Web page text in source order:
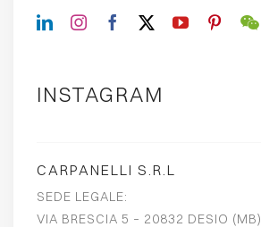
INSTAGRAM
CARPANELLI S.R.L
SEDE LEGALE:
VIA BRESCIA 5 – 20832 DESIO (MB)